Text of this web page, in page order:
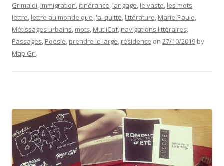
Grimaldi, immigration, itinérance, langage, le vaste, les mots,
lettre, lettre au monde que j'ai quitté, littérature, Marie-Paule,
Métissages urbains, mots, MutliCaf, navigations littéraires,
Passages, Poésie, prendre le large, résidence on 27/10/2019 by
Map Gri.